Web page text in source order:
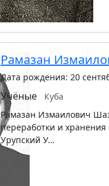
Рамазан
Дата рождения: 20
Учёные
Куба
Рамазан Измаилович
переработки и хранения
Урупский У…